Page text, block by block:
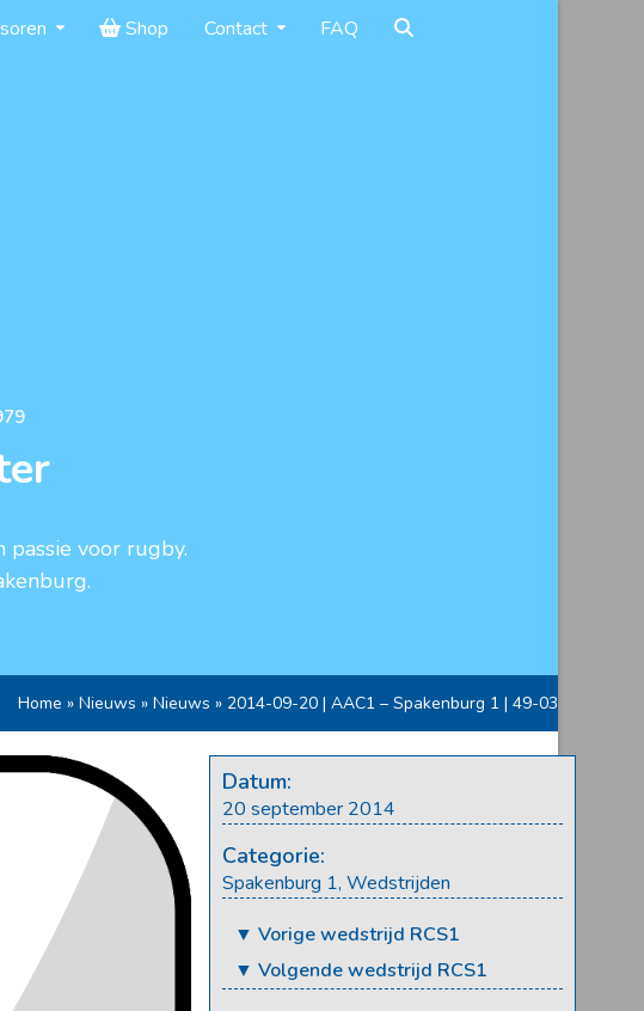
Shop Contact FAQ
voor rugby.
Home » Nieuws » Nieuws » 2014-09-20 | AAC1 – Spakenburg 1 | 49-03
Datum:
20 september 2014
Categorie:
Spakenburg 1, Wedstrijden
▼ Vorige wedstrijd RCS1
▼ Volgende wedstrijd RCS1